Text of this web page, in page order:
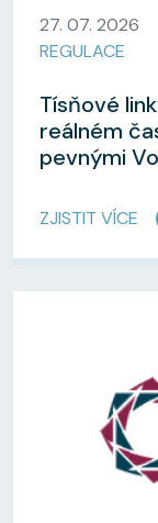
27. 07. 2026
REGULACE
Tísňové
reálném
pevnými
ZJISTIT VÍCE